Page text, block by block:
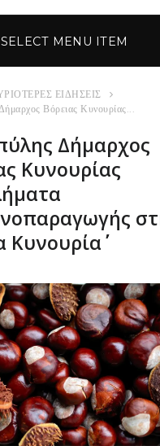
SELECT MENU ITEM
ΕΙΔΗΣΕΙΣ
Βόρειας Κυνουρίας...
Δήμαρχος
Κυνουρίας